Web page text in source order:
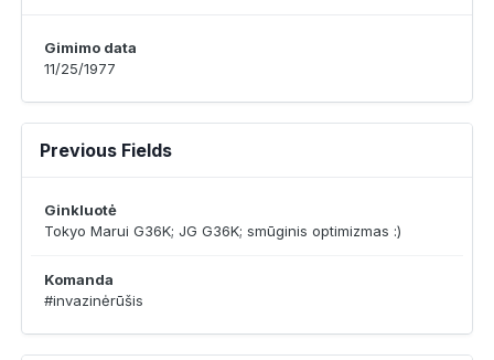
Gimimo data
11/25/1977
Previous Fields
Ginkluotė
Tokyo Marui G36K; JG G36K; smūginis optimizmas :)
Komanda
#invazinėrūšis